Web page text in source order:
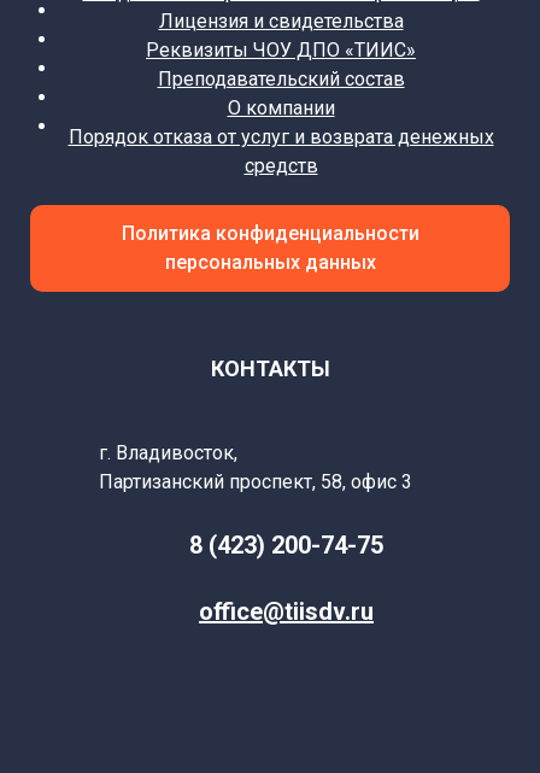
Лицензия и свидетельства
Реквизиты ЧОУ ДПО «ТИИС»
Преподавательский состав
О компании
Порядок отказа от услуг и возврата денежных
средств
Политика конфиденциальности
персональных данных
КОНТАКТЫ
г. Владивосток,
Партизанский проспект, 58, офис 3
8 (423) 200-74-75
office@tiisdv.ru